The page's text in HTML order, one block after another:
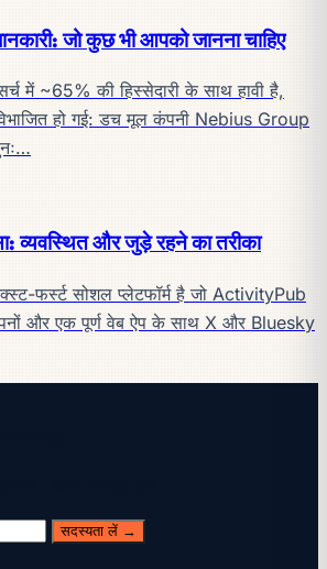
जो कुछ भी आपको जानना चाहिए
में ~65% की हिस्सेदारी के साथ हावी है,
हो गई: डच मूल कंपनी Nebius Group
व्यवस्थित और जुड़े रहने का तरीका
फर्स्ट सोशल प्लेटफॉर्म है जो ActivityPub
और एक पूर्ण वेब ऐप के साथ X और Bluesky
सदस्यता लें →